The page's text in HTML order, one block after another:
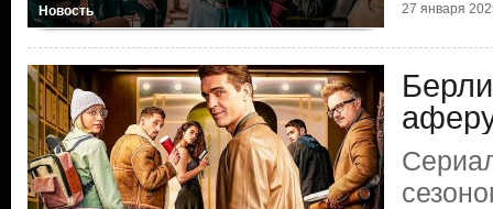
Новость 27 января